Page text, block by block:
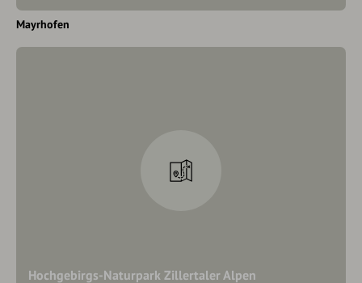
Mayrhofen
Hochgebirgs-Naturpark Zillertaler Alpen